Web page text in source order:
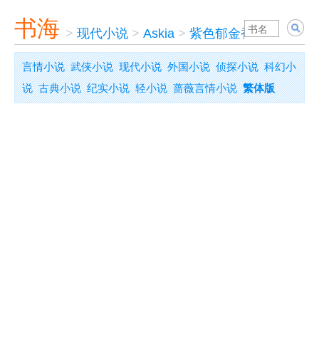
书海 > 现代小说 > Askia > 紫色郁金香
言情小说 武侠小说 现代小说 外国小说 侦探小说 科幻小
说 古典小说 纪实小说 轻小说 蔷薇言情小说 繁体版